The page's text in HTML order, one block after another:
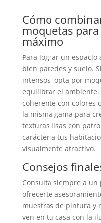
Cómo
moquetas
máximo
Para lograr un espacio
bien paredes y suelo.
intensos, opta por
equilibrar el
coherente con colores
la misma gama para
texturas lisas con
carácter a tus
visualmente atractivo.
Consejos
Consulta siempre a
ofrecerte
muestras de pintura y
ven en tu casa con la